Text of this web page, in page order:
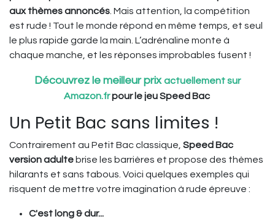
aux thèmes annoncés . Mais attention, la compétition
est rude ! Tout le monde répond en même temps, et seul
le plus rapide garde la main. L’adrénaline monte à
chaque manche, et les réponses improbables fusent !
Découvrez le meilleur prixactuellement sur
Amazon.fr pour le jeu Speed Bac
Un Petit Bac sans limites !
Contrairement au Petit Bac classique, Speed Bac
version adulte brise les barrières et propose des thèmes
hilarants et sans tabous. Voici quelques exemples qui
risquent de mettre votre imagination à rude épreuve :
C'est long & dur...